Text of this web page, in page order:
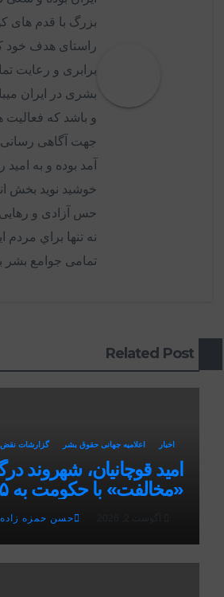
بزرگ با قدم هاى
راستاى هدف خود
برابرى و رعايت
بشرى در ايران
و باشد كه فعاليت
جهت آگاهى رسانى
آمد بوده و به
خوشيد نويد بخش
حس آزادى و
نه تنها براي مردم
تمامى جوامع بشر
Related Post
اخبار اعلاميه جهانی حقوق بشر گزارشات
امید قوچانیان، شهروند
حسن حمزه